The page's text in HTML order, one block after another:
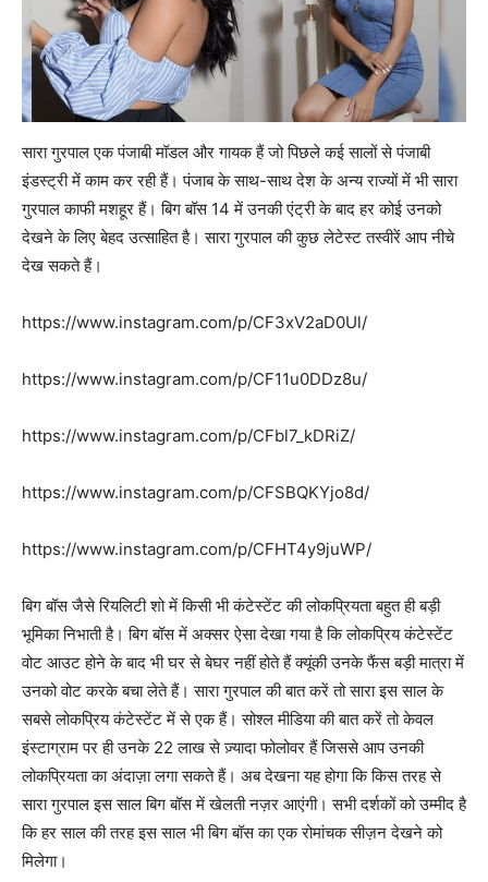
सारा गुरपाल एक पंजाबी मॉडल और गायक हैं जो पिछले कई सालों से पंजाबी
इंडस्ट्री में काम कर रही हैं। पंजाब के साथ-साथ देश के अन्य राज्यों में भी सारा
गुरपाल काफी मशहूर हैं। बिग बॉस 14 में उनकी एंट्री के बाद हर कोई उनको
देखने के लिए बेहद उत्साहित है। सारा गुरपाल की कुछ लेटेस्ट तस्वीरें आप नीचे
देख सकते हैं।
https://www.instagram.com/p/CF3xV2aD0Ul/
https://www.instagram.com/p/CF11u0DDz8u/
https://www.instagram.com/p/CFbl7_kDRiZ/
https://www.instagram.com/p/CFSBQKYjo8d/
https://www.instagram.com/p/CFHT4y9juWP/
बिग बॉस जैसे रियलिटी शो में किसी भी कंटेस्टेंट की लोकप्रियता बहुत ही बड़ी
भूमिका निभाती है। बिग बॉस में अक्सर ऐसा देखा गया है कि लोकप्रिय कंटेस्टेंट
वोट आउट होने के बाद भी घर से बेघर नहीं होते हैं क्यूंकी उनके फैंस बड़ी मात्रा में
उनको वोट करके बचा लेते हैं। सारा गुरपाल की बात करें तो सारा इस साल के
सबसे लोकप्रिय कंटेस्टेंट में से एक हैं। सोश्ल मीडिया की बात करें तो केवल
इंस्टाग्राम पर ही उनके 22 लाख से ज़्यादा फोलोवर हैं जिससे आप उनकी
लोकप्रियता का अंदाज़ा लगा सकते हैं। अब देखना यह होगा कि किस तरह से
सारा गुरपाल इस साल बिग बॉस में खेलती नज़र आएंगी। सभी दर्शकों को उम्मीद है
कि हर साल की तरह इस साल भी बिग बॉस का एक रोमांचक सीज़न देखने को
मिलेगा।